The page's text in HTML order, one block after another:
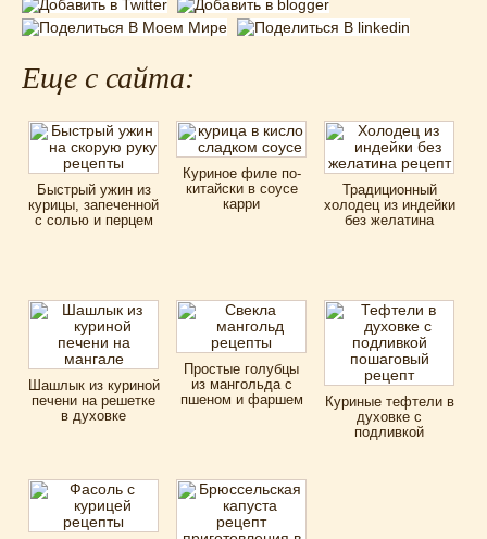
Еще с сайта:
Быстрый ужин из
курицы, запеченной
с солью и перцем
Куриное филе по-
китайски в соусе
карри
Традиционный
холодец из индейки
без желатина
Шашлык из куриной
печени на решетке
в духовке
Простые голубцы
из мангольда с
пшеном и фаршем
Куриные тефтели в
духовке с
подливкой